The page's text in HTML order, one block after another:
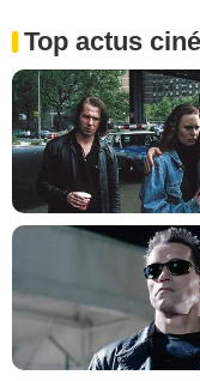
Top actus